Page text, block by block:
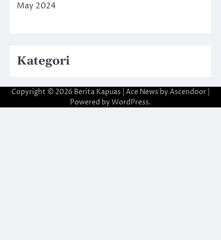
May 2024
Kategori
Copyright © 2026 Berita Kapuas | Ace News by Ascendoor
Powered by WordPress.